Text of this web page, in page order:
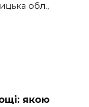
обл.,
якою